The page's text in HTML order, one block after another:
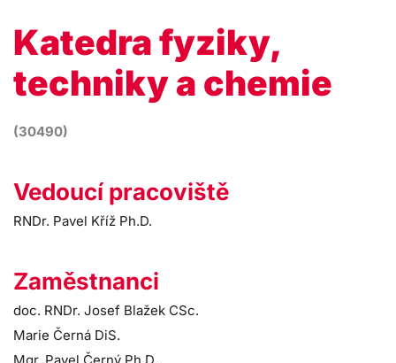
Katedra fyziky,
techniky a chemie
(30490)
Vedoucí pracoviště
RNDr. Pavel Kříž Ph.D.
Zaměstnanci
doc. RNDr. Josef Blažek CSc.
Marie Černá DiS.